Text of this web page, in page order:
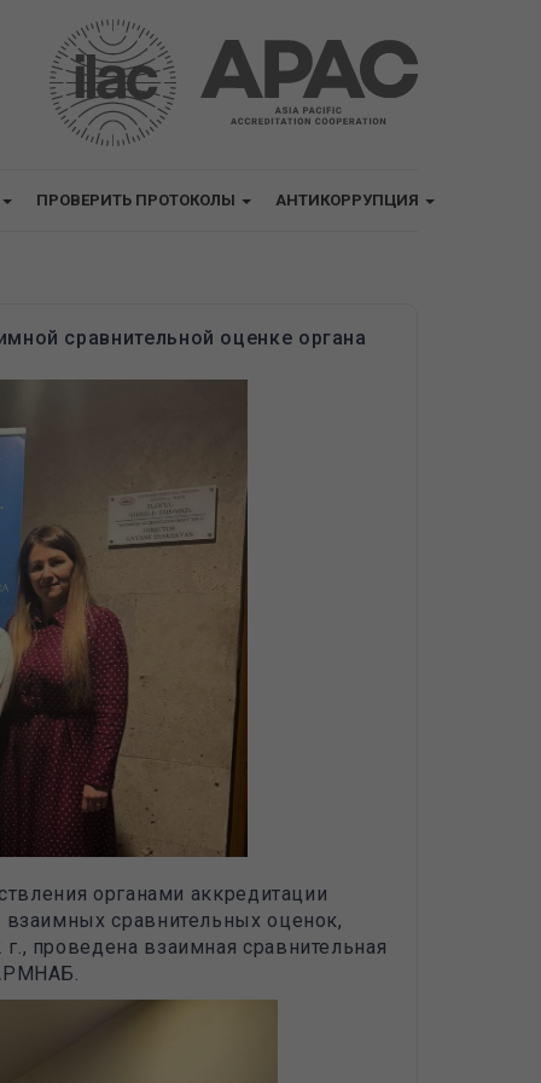
ПРОВЕРИТЬ ПРОТОКОЛЫ АНТИКОРРУПЦИЯ
сравнительной оценке органа
органами аккредитации
взаимных сравнительных оценок,
проведена взаимная сравнительная